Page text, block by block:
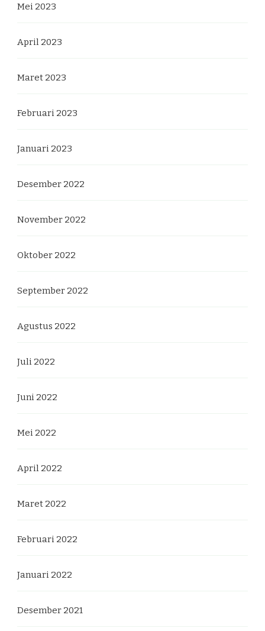
Mei 2023
April 2023
Maret 2023
Februari 2023
Januari 2023
Desember 2022
November 2022
Oktober 2022
September 2022
Agustus 2022
Juli 2022
Juni 2022
Mei 2022
April 2022
Maret 2022
Februari 2022
Januari 2022
Desember 2021